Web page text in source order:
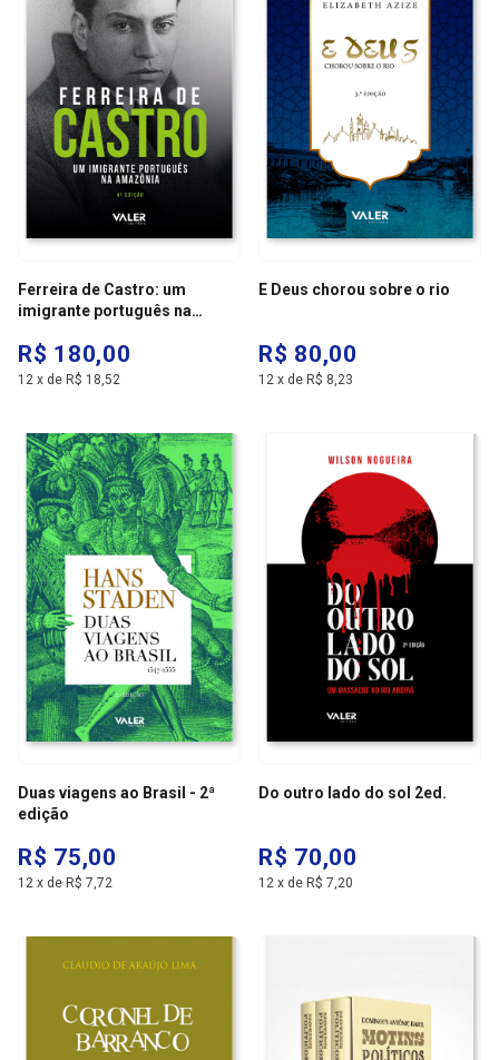
Ferreira de Castro: um
imigrante português na
R$ 180,00
12 x de R$ 18,52
E Deus chorou sobre o rio
R$ 80,00
12 x de R$ 8,23
Duas viagens ao Brasil - 2ª
edição
R$ 75,00
12 x de R$ 7,72
Do outro lado do sol 2ed.
R$ 70,00
12 x de R$ 7,20